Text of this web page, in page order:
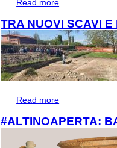
Read more
TRA NUOVI SCAVI
Read more
#ALTINOAPERTA: